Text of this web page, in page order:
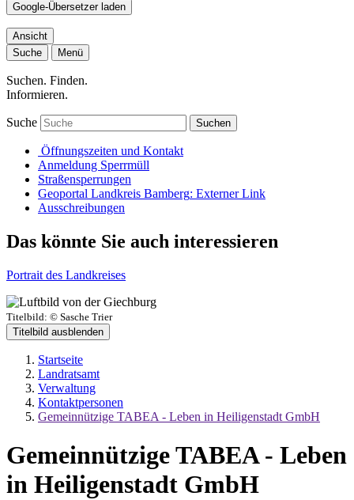
Google-Übersetzer laden
Ansicht
Suche
Menü
Suchen. Finden.
Informieren.
Suche Suchen
Öffnungszeiten und Kontakt
Anmeldung Sperrmüll
Straßensperrungen
Geoportal Landkreis Bamberg: Externer Link
Ausschreibungen
Das könnte Sie auch interessieren
Portrait des Landkreises
Titelbild: © Sasche Trier
Titelbild ausblenden
Startseite
Landratsamt
Verwaltung
Kontaktpersonen
Gemeinnützige TABEA - Leben in Heiligenstadt GmbH
Gemeinnützige TABEA - Leben
in Heiligenstadt GmbH